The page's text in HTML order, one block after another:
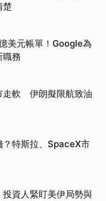
楚
美元帳單！Google為
職務
走軟 伊朗擬限航致油
？特斯拉、SpaceX市
資人緊盯美伊局勢與